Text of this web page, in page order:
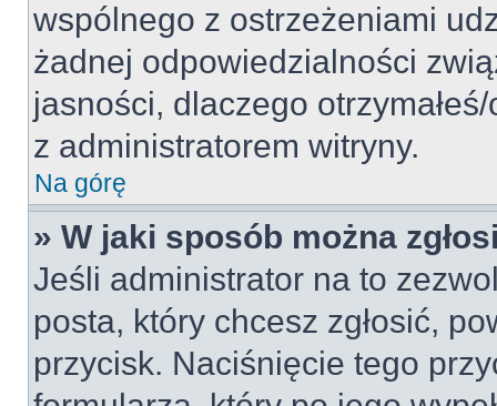
wspólnego z ostrzeżeniami
żadnej odpowiedzialności
jasności, dlaczego
z administratorem witryny.
Na górę
» W jaki sposób można
Jeśli administrator na to
posta, który chcesz zgłosić,
przycisk. Naciśnięcie tego